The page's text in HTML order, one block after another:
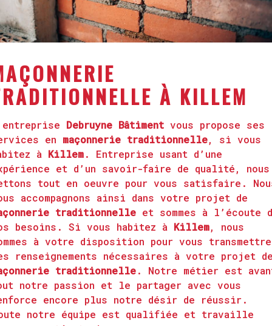
À KILLEM
Debruyne Bâtiment vous propose ses
en maçonnerie traditionnelle, si vous
à Killem. Entreprise usant d’une
et d’un savoir-faire de qualité, nous
tout en oeuvre pour vous satisfaire.
accompagnons ainsi dans votre projet de
traditionnelle et sommes à l’écoute
besoins. Si vous habitez à Killem, nous
à votre disposition pour vous transmettre
renseignements nécessaires à votre projet
traditionnelle. Notre métier est
notre passion et le partager avec vous
encore plus notre désir de réussir.
notre équipe est qualifiée et travaille